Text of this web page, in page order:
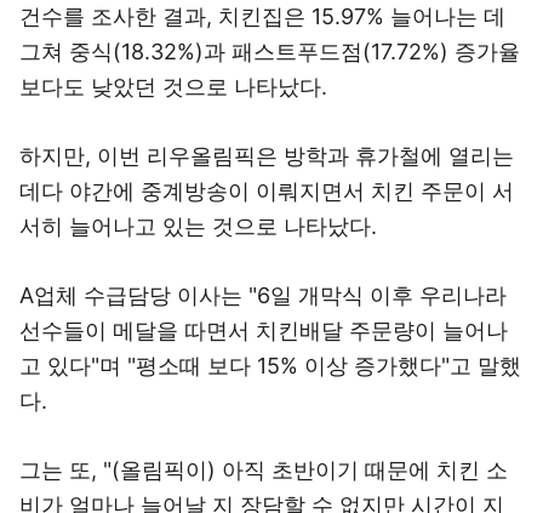
건수를 조사한 결과, 치킨집은 15.97% 늘어나는 데
그쳐 중식(18.32%)과 패스트푸드점(17.72%) 증가율
보다도 낮았던 것으로 나타났다.
하지만, 이번 리우올림픽은 방학과 휴가철에 열리는
데다 야간에 중계방송이 이뤄지면서 치킨 주문이 서
서히 늘어나고 있는 것으로 나타났다.
A업체 수급담당 이사는 "6일 개막식 이후 우리나라
선수들이 메달을 따면서 치킨배달 주문량이 늘어나
고 있다"며 "평소때 보다 15% 이상 증가했다"고 말했
다.
그는 또, "(올림픽이) 아직 초반이기 때문에 치킨 소
비가 얼마나 늘어날 지 장담할 수 없지만 시간이 지